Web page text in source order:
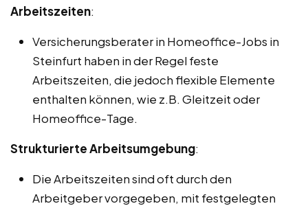
Arbeitszeiten:
Versicherungsberater in Homeoffice-Jobs in
Steinfurt haben in der Regel feste
Arbeitszeiten, die jedoch flexible Elemente
enthalten können, wie z.B. Gleitzeit oder
Homeoffice-Tage.
Strukturierte Arbeitsumgebung:
Die Arbeitszeiten sind oft durch den
Arbeitgeber vorgegeben, mit festgelegten